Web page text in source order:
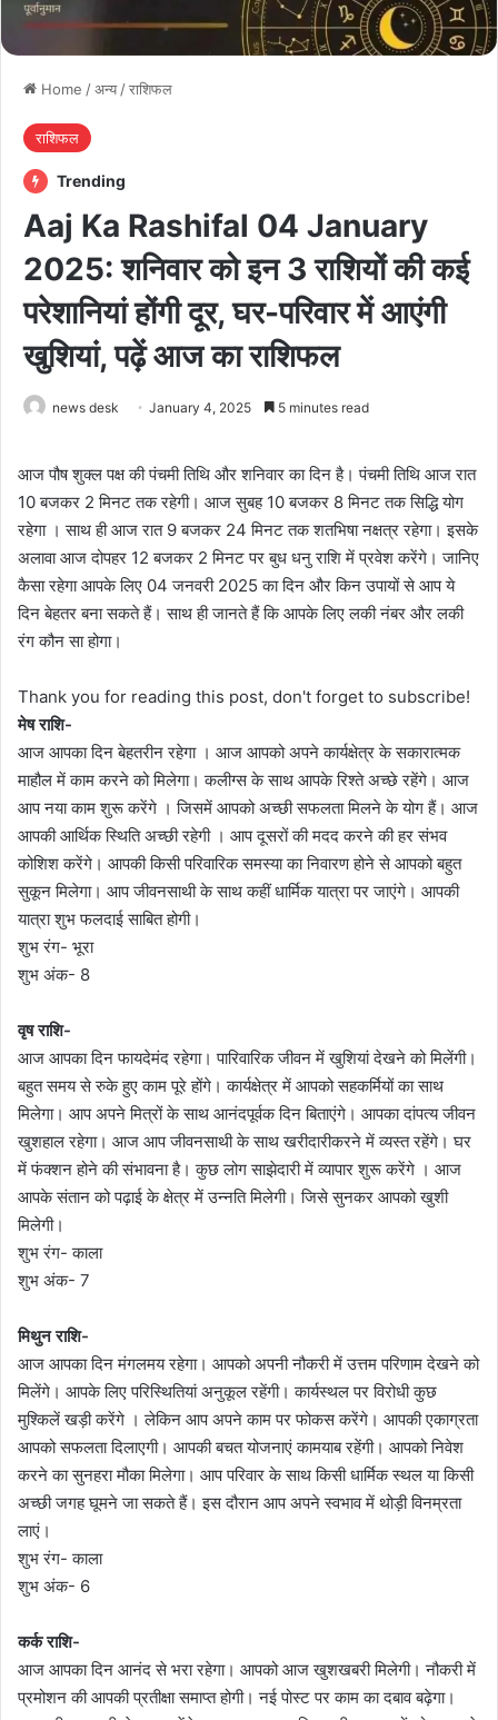
Home /अन्य /राशिफल
राशिफल
Trending
Aaj Ka Rashifal 04 January
2025: शनिवार को इन 3 राशियों की कई
परेशानियां होंगी दूर, घर-परिवार में आएंगी
खुशियां, पढ़ें आज का राशिफल
news desk January 4, 2025 5 minutes read
आज पौष शुक्ल पक्ष की पंचमी तिथि और शनिवार का दिन है। पंचमी तिथि आज रात
10 बजकर 2 मिनट तक रहेगी। आज सुबह 10 बजकर 8 मिनट तक सिद्धि योग
रहेगा । साथ ही आज रात 9 बजकर 24 मिनट तक शतभिषा नक्षत्र रहेगा। इसके
अलावा आज दोपहर 12 बजकर 2 मिनट पर बुध धनु राशि में प्रवेश करेंगे। जानिए
कैसा रहेगा आपके लिए 04 जनवरी 2025 का दिन और किन उपायों से आप ये
दिन बेहतर बना सकते हैं। साथ ही जानते हैं कि आपके लिए लकी नंबर और लकी
रंग कौन सा होगा।
Thank you for reading this post, don't forget to subscribe!
मेष राशि-
आज आपका दिन बेहतरीन रहेगा । आज आपको अपने कार्यक्षेत्र के सकारात्मक
माहौल में काम करने को मिलेगा। कलीग्स के साथ आपके रिश्ते अच्छे रहेंगे। आज
आप नया काम शुरू करेंगे । जिसमें आपको अच्छी सफलता मिलने के योग हैं। आज
आपकी आर्थिक स्थिति अच्छी रहेगी । आप दूसरों की मदद करने की हर संभव
कोशिश करेंगे। आपकी किसी परिवारिक समस्या का निवारण होने से आपको बहुत
सुकून मिलेगा। आप जीवनसाथी के साथ कहीं धार्मिक यात्रा पर जाएंगे। आपकी
यात्रा शुभ फलदाई साबित होगी।
शुभ रंग- भूरा
शुभ अंक- 8
वृष राशि-
आज आपका दिन फायदेमंद रहेगा। पारिवारिक जीवन में खुशियां देखने को मिलेंगी।
बहुत समय से रुके हुए काम पूरे होंगे। कार्यक्षेत्र में आपको सहकर्मियों का साथ
मिलेगा। आप अपने मित्रों के साथ आनंदपूर्वक दिन बिताएंगे। आपका दांपत्य जीवन
खुशहाल रहेगा। आज आप जीवनसाथी के साथ खरीदारीकरने में व्यस्त रहेंगे। घर
में फंक्शन होने की संभावना है। कुछ लोग साझेदारी में व्यापार शुरू करेंगे । आज
आपके संतान को पढ़ाई के क्षेत्र में उन्नति मिलेगी। जिसे सुनकर आपको खुशी
मिलेगी।
शुभ रंग- काला
शुभ अंक- 7
मिथुन राशि-
आज आपका दिन मंगलमय रहेगा। आपको अपनी नौकरी में उत्तम परिणाम देखने को
मिलेंगे। आपके लिए परिस्थितियां अनुकूल रहेंगी। कार्यस्थल पर विरोधी कुछ
मुश्किलें खड़ी करेंगे । लेकिन आप अपने काम पर फोकस करेंगे। आपकी एकाग्रता
आपको सफलता दिलाएगी। आपकी बचत योजनाएं कामयाब रहेंगी। आपको निवेश
करने का सुनहरा मौका मिलेगा। आप परिवार के साथ किसी धार्मिक स्थल या किसी
अच्छी जगह घूमने जा सकते हैं। इस दौरान आप अपने स्वभाव में थोड़ी विनम्रता
लाएं।
शुभ रंग- काला
शुभ अंक- 6
कर्क राशि-
आज आपका दिन आनंद से भरा रहेगा। आपको आज खुशखबरी मिलेगी। नौकरी में
प्रमोशन की आपकी प्रतीक्षा समाप्त होगी। नई पोस्ट पर काम का दबाव बढ़ेगा।